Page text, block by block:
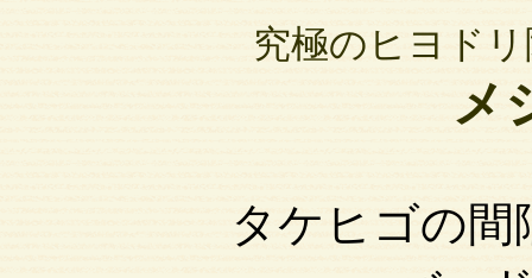
究極のヒヨド
メ
タケヒゴの間